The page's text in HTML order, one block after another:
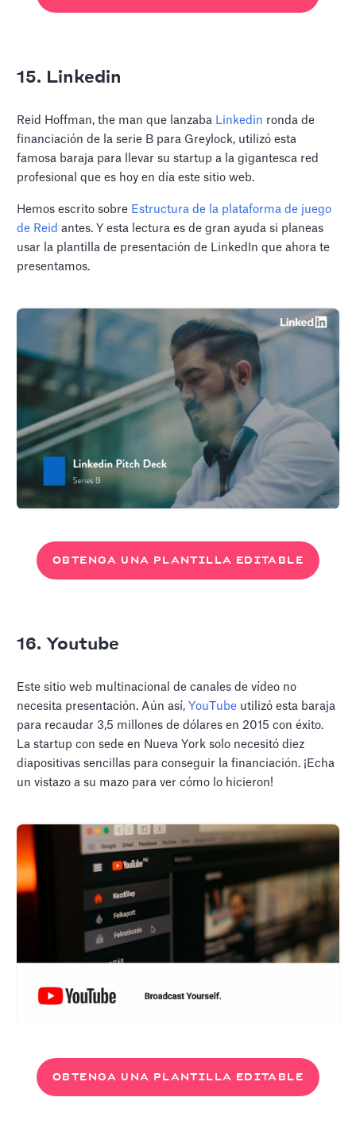
15. Linkedin
Reid Hoffman, the man que lanzaba Linkedin ronda de
financiación de la serie B para Greylock, utilizó esta
famosa baraja para llevar su startup a la gigantesca red
profesional que es hoy en día este sitio web.
Hemos escrito sobre Estructura de la plataforma de juego
de Reid antes. Y esta lectura es de gran ayuda si planeas
usar la plantilla de presentación de LinkedIn que ahora te
presentamos.
OBTENGA UNA PLANTILLA EDITABLE
16. Youtube
Este sitio web multinacional de canales de vídeo no
necesita presentación. Aún así, YouTube utilizó esta baraja
para recaudar 3,5 millones de dólares en 2015 con éxito.
La startup con sede en Nueva York solo necesitó diez
diapositivas sencillas para conseguir la financiación. ¡Echa
un vistazo a su mazo para ver cómo lo hicieron!
OBTENGA UNA PLANTILLA EDITABLE